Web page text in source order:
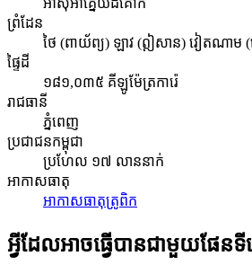
ព្រំដែន
ថៃ (ពាយ័ព្យ) ឡាវ (ឦសាន) វៀតណាម
ផ្ទៃដី
១៨១,០៣៥ គីឡូម៉ែត្រការ៉េ
រាជធានី
ភ្នំពេញ
ប្រជាជនកម្ពុជា
ប្រហែល ១៧ លាននាក់
អាកាសធាតុ
អាកាសធាតុត្រូពិក
អ្វីដែលអាចធ្វើបានជាមួយផែនទី